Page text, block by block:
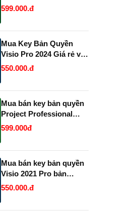
và Uy Tín.
599.000.đ
Mua Key Bản Quyền
Visio Pro 2024 Giá rẻ và
Vĩnh Viễn, Uy Tín.
550.000.đ
Mua bán key bản quyền
Project Professional
2021 Vĩnh Viễn - Giá Rẻ.
599.000đ
Mua bán key bản quyền
Visio 2021 Pro bản
quyền uy tín.
550.000.đ